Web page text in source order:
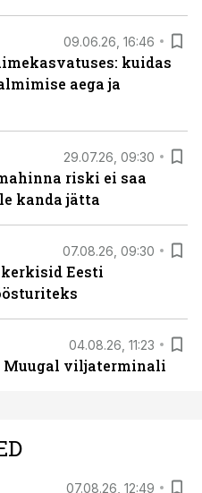
09.06.26, 16:46
kuidas
aega ja
29.07.26, 09:30
riski ei saa
kanda jätta
07.08.26, 09:30
Eesti
04.08.26, 11:23
Muugal viljaterminali
07.08.26, 12:49